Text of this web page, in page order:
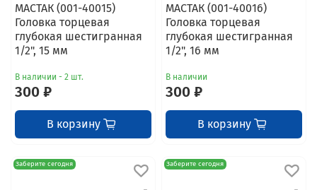
МАСТАК (001-40015)
Головка торцевая
глубокая шестигранная
1/2", 15 мм
В наличии - 2 шт.
300 ₽
В корзину
МАСТАК (001-40016)
Головка торцевая
глубокая шестигранная
1/2", 16 мм
В наличии
300 ₽
В корзину
Заберите сегодня Заберите сегодня